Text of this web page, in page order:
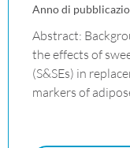
Anno di
Abstract:
the effects of
(S&SEs) in
markers of